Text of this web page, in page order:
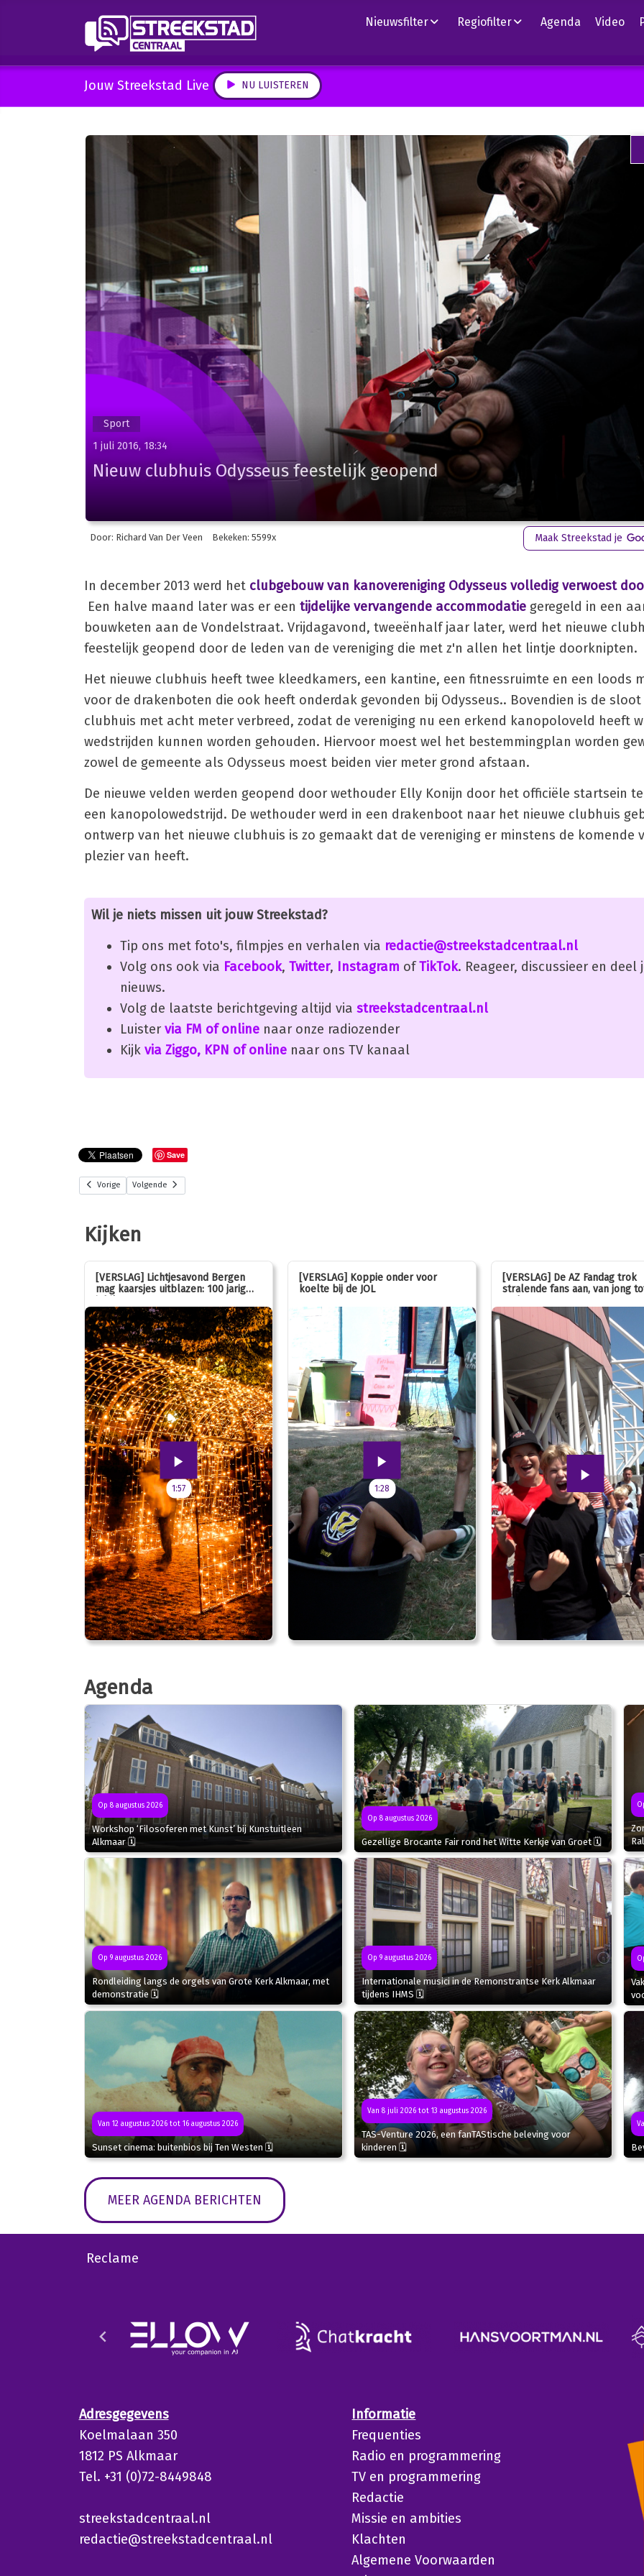
Nieuwsfilter Regiofilter Agenda Video
Jouw Streekstad Live NU LUISTEREN
Sport
1 juli 2016, 18:34
Nieuw clubhuis Odysseus feestelijk geopend
Door: Richard Van Der Veen Bekeken: 5599x Maak Streekstad je
In december 2013 werd het clubgebouw van kanovereniging Odysseus volledig verwoest
Een halve maand later was er een tijdelijke vervangende accommodatie geregeld in een
bouwketen aan de Vondelstraat. Vrijdagavond, tweeënhalf jaar later, werd het nieuwe
feestelijk geopend door de leden van de vereniging die met z'n allen het lintje doorknipten.
Het nieuwe clubhuis heeft twee kleedkamers, een kantine, een fitnessruimte en een loods
voor de drakenboten die ook heeft onderdak gevonden bij Odysseus.. Bovendien is de
clubhuis met acht meter verbreed, zodat de vereniging nu een erkend kanopoloveld heeft
wedstrijden kunnen worden gehouden. Hiervoor moest wel het bestemmingplan worden
zowel de gemeente als Odysseus moest beiden vier meter grond afstaan.
De nieuwe velden werden geopend door wethouder Elly Konijn door het officiële startsein
een kanopolowedstrijd. De wethouder werd in een drakenboot naar het nieuwe clubhuis
ontwerp van het nieuwe clubhuis is zo gemaakt dat de vereniging er minstens de komende
plezier van heeft.
Wil je niets missen uit jouw Streekstad?
Tip ons met foto's, filmpjes en verhalen via redactie@streekstadcentraal.nl
Volg ons ook via Facebook, Twitter, Instagram ofTikTok. Reageer, discussieer en deel
nieuws.
Volg de laatste berichtgeving altijd via streekstadcentraal.nl
Luister via FM of online naar onze radiozender
Kijk via Ziggo, KPN of online naar ons TV kanaal
Save
Vorige Volgende
Kijken
[VERSLAG] Lichtjesavond Bergen
mag kaarsjes uitblazen: 100 jarig
1:57
[VERSLAG] Koppie onder voor
koelte bij de JOL
1:28
[VERSLAG] De AZ Fandag trok
stralende fans aan, van jong
Agenda
Op 8 augustus 2026
Workshop ‘Filosoferen met Kunst’ bij Kunstuitleen
Alkmaar 🗓
Op 8 augustus 2026
Gezellige Brocante Fair rond het Witte Kerkje van Groet 🗓
Op 9 augustus 2026
Rondleiding langs de orgels van Grote Kerk Alkmaar, met
demonstratie 🗓
Op 9 augustus 2026
Internationale musici in de Remonstrantse Kerk Alkmaar
tijdens IHMS 🗓
Van 12 augustus 2026 tot 16 augustus 2026
Sunset cinema: buitenbios bij Ten Westen 🗓
Van 8 juli 2026 tot 13 augustus 2026
TAS-Venture 2026, een fanTAStische beleving voor
kinderen 🗓
MEER AGENDA BERICHTEN
Reclame
Adresgegevens
Koelmalaan 350
1812 PS Alkmaar
Tel. +31 (0)72-8449848
streekstadcentraal.nl
redactie@streekstadcentraal.nl
Informatie
Frequenties
Radio en programmering
TV en programmering
Redactie
Missie en ambities
Klachten
Algemene Voorwaarden